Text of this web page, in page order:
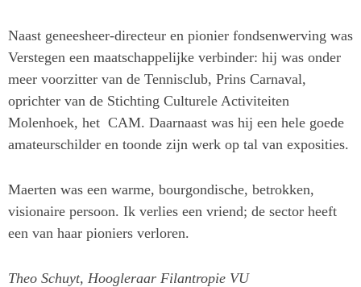
Naast geneesheer-directeur en pionier fondsenwerving was
Verstegen een maatschappelijke verbinder: hij was onder
meer voorzitter van de Tennisclub, Prins Carnaval,
oprichter van de Stichting Culturele Activiteiten
Molenhoek, het CAM. Daarnaast was hij een hele goede
amateurschilder en toonde zijn werk op tal van exposities.
Maerten was een warme, bourgondische, betrokken,
visionaire persoon. Ik verlies een vriend; de sector heeft
een van haar pioniers verloren.
Theo Schuyt, Hoogleraar Filantropie VU